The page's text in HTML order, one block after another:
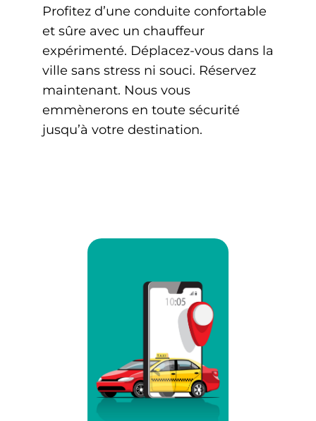
Profitez d’une conduite confortable
et sûre avec un chauffeur
expérimenté. Déplacez-vous dans la
ville sans stress ni souci. Réservez
maintenant. Nous vous
emmènerons en toute sécurité
jusqu’à votre destination.